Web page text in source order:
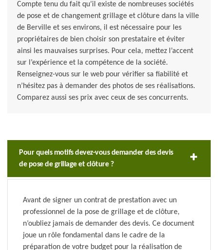
Compte tenu du fait qu’il existe de nombreuses sociétés
de pose et de changement grillage et clôture dans la ville
de Berville et ses environs, il est nécessaire pour les
propriétaires de bien choisir son prestataire et éviter
ainsi les mauvaises surprises. Pour cela, mettez l’accent
sur l’expérience et la compétence de la société.
Renseignez-vous sur le web pour vérifier sa fiabilité et
n’hésitez pas à demander des photos de ses réalisations.
Comparez aussi ses prix avec ceux de ses concurrents.
Pour quels motifs devez-vous demander des devis
de pose de grillage et clôture ?
Avant de signer un contrat de prestation avec un
professionnel de la pose de grillage et de clôture,
n’oubliez jamais de demander des devis. Ce document
joue un rôle fondamental dans le cadre de la
préparation de votre budget pour la réalisation de